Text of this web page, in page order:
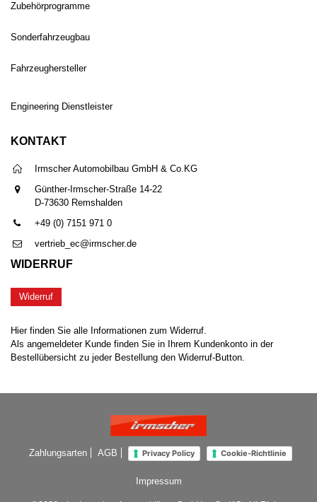
Zubehörprogramme
Sonderfahrzeugbau
Fahrzeughersteller
Engineering Dienstleister
KONTAKT
Irmscher Automobilbau GmbH & Co.KG
Günther-Irmscher-Straße 14-22
D-73630 Remshalden
+49 (0) 7151 971 0
vertrieb_ec@irmscher.de
WIDERRUF
Widerruf
Hier finden Sie alle Informationen zum Widerruf.
Als angemeldeter Kunde finden Sie in Ihrem Kundenkonto in der
Bestellübersicht zu jeder Bestellung den Widerruf-Button.
Zahlungsarten AGB Privacy Policy Cookie-Richtlinie
Impressum